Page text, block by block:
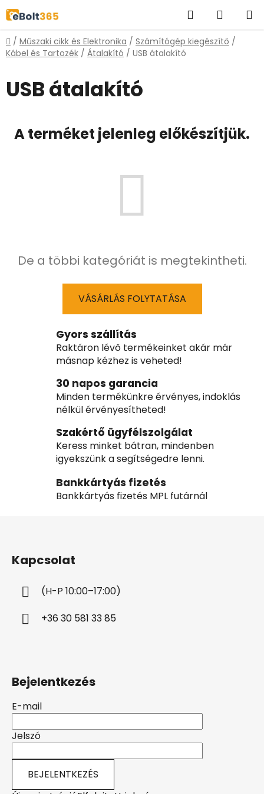
Ugrás
fő
tartalomhoz
KeresésKOSÁR
Kezdőlap
/ Műszaki cikk és Elektronika / Számítógép kiegészítő /
Kábel és Tartozék / Átalakító / USB átalakító
USB átalakító
A terméket jelenleg előkészítjük.
De a többi kategóriát is megtekintheti.
VÁSÁRLÁS FOLYTATÁSA
Gyors szállítás
Raktáron lévő termékeinket akár már
másnap kézhez is veheted!
30 napos garancia
Minden termékünkre érvényes, indoklás
nélkül érvényesítheted!
Szakértő ügyfélszolgálat
Keress minket bátran, mindenben
igyekszünk a segítségedre lenni.
Bankkártyás fizetés
Bankkártyás fizetés MPL futárnál
Kapcsolat
(H-P 10:00–17:00)
+36 30 581 33 85
Bejelentkezés
E-mail
Jelszó
BEJELENTKEZÉS